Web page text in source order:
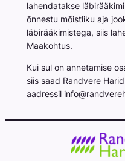
lahendatakse
õnnestu mõistliku aja
läbirääkimistega, siis
Maakohtus.
Kui sul on annetamise
siis saad Randvere
aadressil